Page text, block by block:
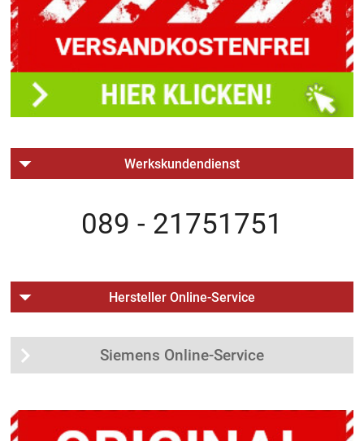
Werkskundendienst
089 - 21751751
Hersteller Online-Service
Siemens Online-Service